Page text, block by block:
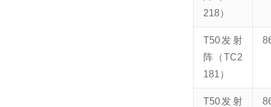
218）
T50发射
阵（TC2
181）
T50发射